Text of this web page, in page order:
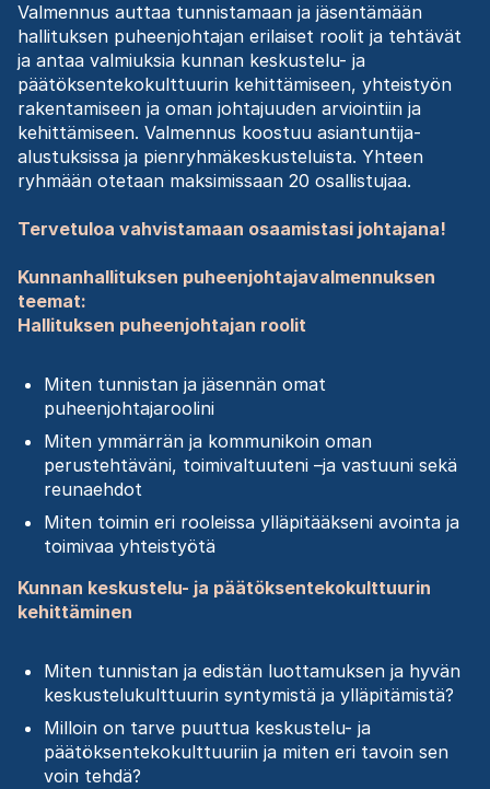
Valmennus auttaa tunnistamaan ja jäsentämään
hallituksen puheenjohtajan erilaiset roolit ja tehtävät
ja antaa valmiuksia kunnan keskustelu- ja
päätöksentekokulttuurin kehittämiseen, yhteistyön
rakentamiseen ja oman johtajuuden arviointiin ja
kehittämiseen. Valmennus koostuu asiantuntija-
alustuksissa ja pienryhmäkeskusteluista. Yhteen
ryhmään otetaan maksimissaan 20 osallistujaa.
Tervetuloa vahvistamaan osaamistasi johtajana!
Kunnanhallituksen puheenjohtajavalmennuksen
teemat:
Hallituksen puheenjohtajan roolit
Miten tunnistan ja jäsennän omat
puheenjohtajaroolini
Miten ymmärrän ja kommunikoin oman
perustehtäväni, toimivaltuuteni –ja vastuuni sekä
reunaehdot
Miten toimin eri rooleissa ylläpitääkseni avointa ja
toimivaa yhteistyötä
Kunnan keskustelu- ja päätöksentekokulttuurin
kehittäminen
Miten tunnistan ja edistän luottamuksen ja hyvän
keskustelukulttuurin syntymistä ja ylläpitämistä?
Milloin on tarve puuttua keskustelu- ja
päätöksentekokulttuuriin ja miten eri tavoin sen
voin tehdä?